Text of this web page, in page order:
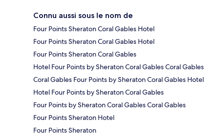
Connu aussi sous le nom de
Four Points Sheraton Coral Gables Hotel
Four Points Sheraton Coral Gables Hotel
Four Points Sheraton Coral Gables
Hotel Four Points by Sheraton Coral Gables Coral Gables
Coral Gables Four Points by Sheraton Coral Gables Hotel
Hotel Four Points by Sheraton Coral Gables
Four Points by Sheraton Coral Gables Coral Gables
Four Points Sheraton Hotel
Four Points Sheraton